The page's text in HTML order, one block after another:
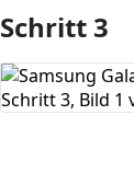
Schritt 3